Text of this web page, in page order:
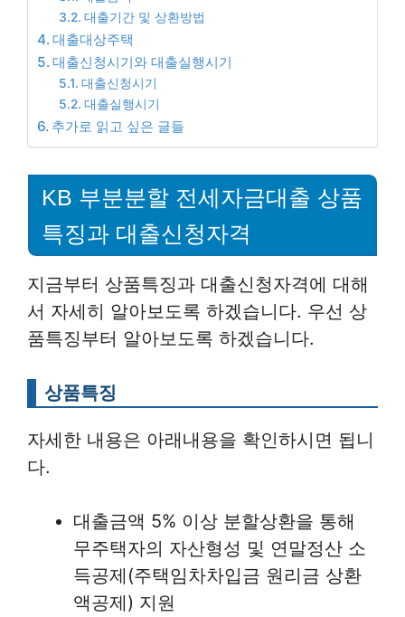
대출기간 및 상환방법
대출대상주택
대출신청시기와 대출실행시기
대출신청시기
대출실행시기
추가로 읽고 싶은 글들
KB 부분분할 전세자금대출 상품
특징과 대출신청자격
지금부터 상품특징과 대출신청자격에 대해
서 자세히 알아보도록 하겠습니다. 우선 상
품특징부터 알아보도록 하겠습니다.
상품특징
자세한 내용은 아래내용을 확인하시면 됩니
다.
대출금액 5% 이상 분할상환을 통해
무주택자의 자산형성 및 연말정산 소
득공제(주택임차차입금 원리금 상환
액공제) 지원